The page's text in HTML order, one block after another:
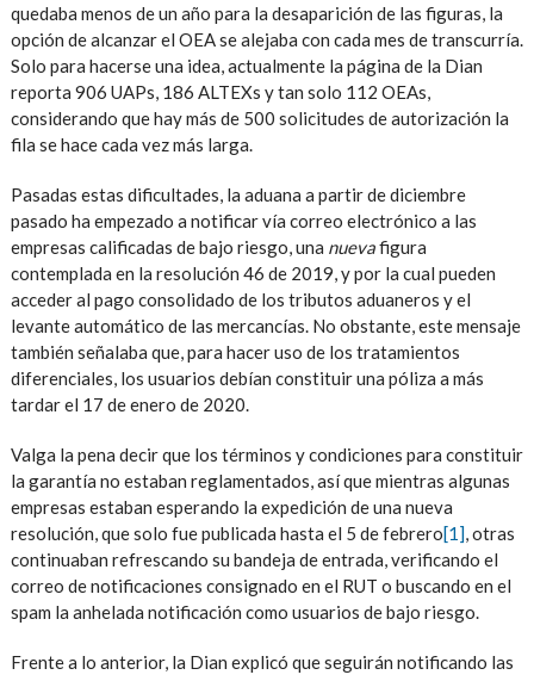
quedaba menos de un año para la desaparición de las figuras, la
opción de alcanzar el OEA se alejaba con cada mes de transcurría.
Solo para hacerse una idea, actualmente la página de la Dian
reporta 906 UAPs, 186 ALTEXs y tan solo 112 OEAs,
considerando que hay más de 500 solicitudes de autorización la
fila se hace cada vez más larga.
Pasadas estas dificultades, la aduana a partir de diciembre
pasado ha empezado a notificar vía correo electrónico a las
empresas calificadas de bajo riesgo, una nuevafigura
contemplada en la resolución 46 de 2019, y por la cual pueden
acceder al pago consolidado de los tributos aduaneros y el
levante automático de las mercancías. No obstante, este mensaje
también señalaba que, para hacer uso de los tratamientos
diferenciales, los usuarios debían constituir una póliza a más
tardar el 17 de enero de 2020.
Valga la pena decir que los términos y condiciones para constituir
la garantía no estaban reglamentados, así que mientras algunas
empresas estaban esperando la expedición de una nueva
resolución, que solo fue publicada hasta el 5 de febrero[1], otras
continuaban refrescando su bandeja de entrada, verificando el
correo de notificaciones consignado en el RUT o buscando en el
spam la anhelada notificación como usuarios de bajo riesgo.
Frente a lo anterior, la Dian explicó que seguirán notificando las